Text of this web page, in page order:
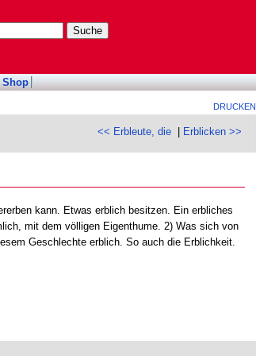
Shop
DRUCKEN
<< Erbleute, die Erblicken >>
kann. Etwas erblich besitzen. Ein erbliches
mit dem völligen Eigenthume. 2) Was sich von
Geschlechte erblich. So auch die Erblichkeit.